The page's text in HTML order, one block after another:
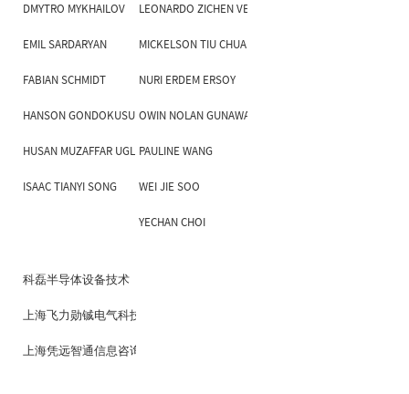
DMYTRO MYKHAILOV LEONARDO ZICHEN VERA-WANG
EMIL SARDARYAN MICKELSON TIU CHUA
FABIAN SCHMIDT NURI ERDEM ERSOY
HANSON GONDOKUSUMOOWIN NOLAN GUNAWAN
HUSAN MUZAFFAR UGLI PAULINE WANG
ISAAC TIANYI SONG WEI JIE SOO
YECHAN CHOI
科磊半导体设备技术（上海）有限公司
上海飞力勋铖电气科技有限公司
上海凭远智通信息咨询有限公司